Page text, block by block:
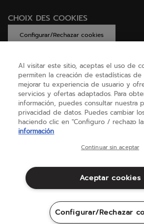
CHOIX DES COOKIES
Configurar/Rechazar cookies
AYUDA
SOBRE NOSOTROS
Aviso legal
Sitemap
Al visitar este sitio, aceptas el uso de
permiten la creación de estadísticas de
mejorar tu experiencia de usuario y
servicios y ofertas adaptados. Para
información, puedes consultar nuestra
privacidad de datos. Puedes cambiar
haciendo clic en "Configuro / rechazo
información
Continuar sin aceptar
Aceptar cookies
Configurar/Rechazar